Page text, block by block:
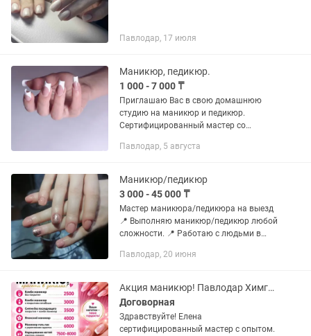
Павлодар, 17 июля
Маникюр, педикюр.
1 000 - 7 000 ₸
Приглашаю Вас в свою домашнюю
студию на маникюр и педикюр.
Сертифицированный мастер со
Павлодар, 5 августа
Маникюр/педикюр
3 000 - 45 000 ₸
Мастер маникюра/педикюра на выезд
📍 Выполняю маникюр/педикюр любой
сложности. 📍 Работаю с людьми в
работы с людьми в декретном отпуске
Павлодар, 20 июня
Акция маникюр! Павлодар Химгородки
Договорная
Здравствуйте! Елена
сертифицированный мастер с опытом.